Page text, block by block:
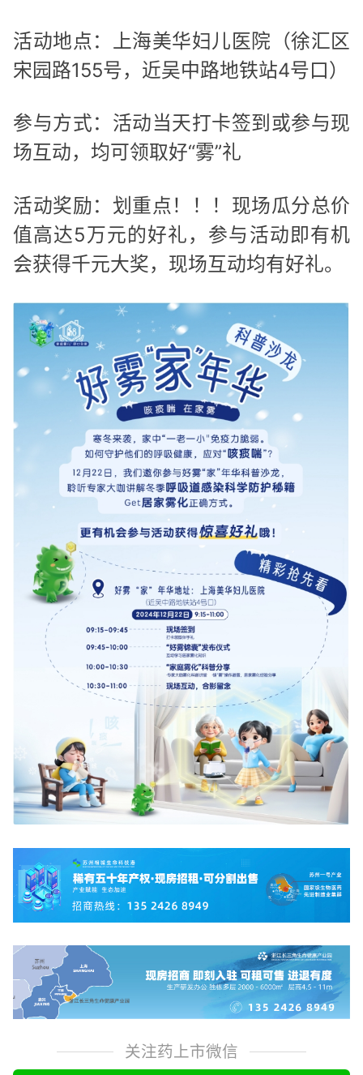
活动地点：上海美华妇儿医院（徐汇区
宋园路155号，近吴中路地铁站4号口）
参与方式：活动当天打卡签到或参与现
场互动，均可领取好“雾”礼
活动奖励：划重点！！！现场瓜分总价
值高达5万元的好礼，参与活动即有机
会获得千元大奖，现场互动均有好礼。
关注药上市微信